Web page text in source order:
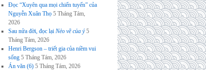
Đọc “Xuyên qua mọi chiến tuyến” của
Nguyễn Xuân Thọ 5 Tháng Tám,
2026
Sau nửa đời, đọc lại Nẻo về của ý 5
Tháng Tám, 2026
Henri Bergson – triết gia của niềm vui
sống 5 Tháng Tám, 2026
Án văn (6) 5 Tháng Tám, 2026